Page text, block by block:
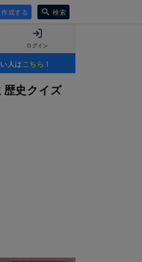
作成する 検索
ログイン
人はこちら ！
史クイズ